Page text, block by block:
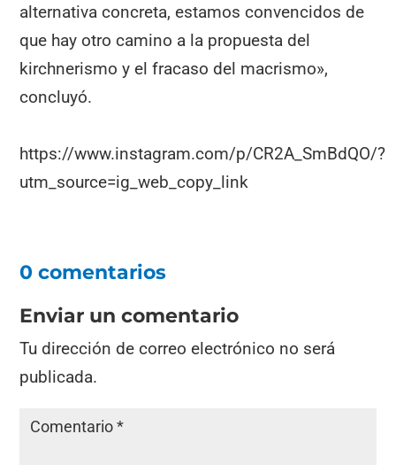
alternativa concreta, estamos convencidos de
que hay otro camino a la propuesta del
kirchnerismo y el fracaso del macrismo»,
concluyó.
https://www.instagram.com/p/CR2A_SmBdQO/?
utm_source=ig_web_copy_link
0 comentarios
Enviar un comentario
Tu dirección de correo electrónico no será
publicada.